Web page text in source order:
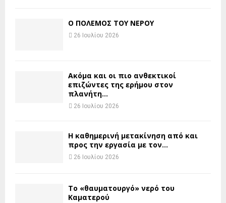
Ο ΠΟΛΕΜΟΣ ΤΟΥ ΝΕΡΟΥ
26 Ιουλίου 2026
Ακόμα και οι πιο ανθεκτικοί
επιζώντες της ερήμου στον
πλανήτη...
26 Ιουλίου 2026
H καθημερινή μετακίνηση από και
προς την εργασία με τον...
26 Ιουλίου 2026
Το «θαυματουργό» νερό του
Καματερού